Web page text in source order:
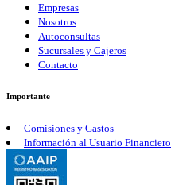
Empresas
Nosotros
Autoconsultas
Sucursales y Cajeros
Contacto
Importante
Comisiones y Gastos
Información al Usuario Financiero